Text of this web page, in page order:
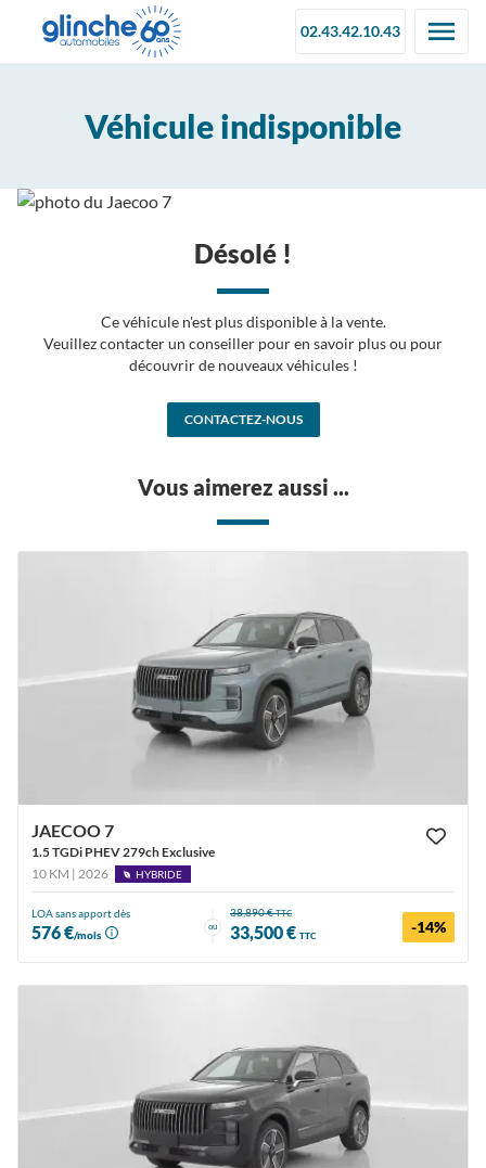
02.43.42.10.43
Véhicule indisponible
Désolé !
Ce véhicule n'est plus disponible à la vente.
Veuillez contacter un conseiller pour en savoir plus ou pour
découvrir de nouveaux véhicules !
CONTACTEZ-NOUS
Vous aimerez aussi ...
JAECOO 7
1.5 TGDi PHEV 279ch Exclusive
10 KM | 2026
HYBRIDE
LOA sans apport dès
576 €/mois
ou
38,890 €TTC
33,500 € TTC -14%